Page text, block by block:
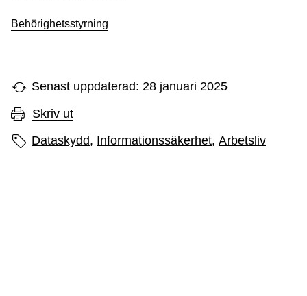
Behörighetsstyrning
Senast uppdaterad: 28 januari 2025
Skriv ut
Sidans etiketter
Dataskydd, Informationssäkerhet, Arbetsliv